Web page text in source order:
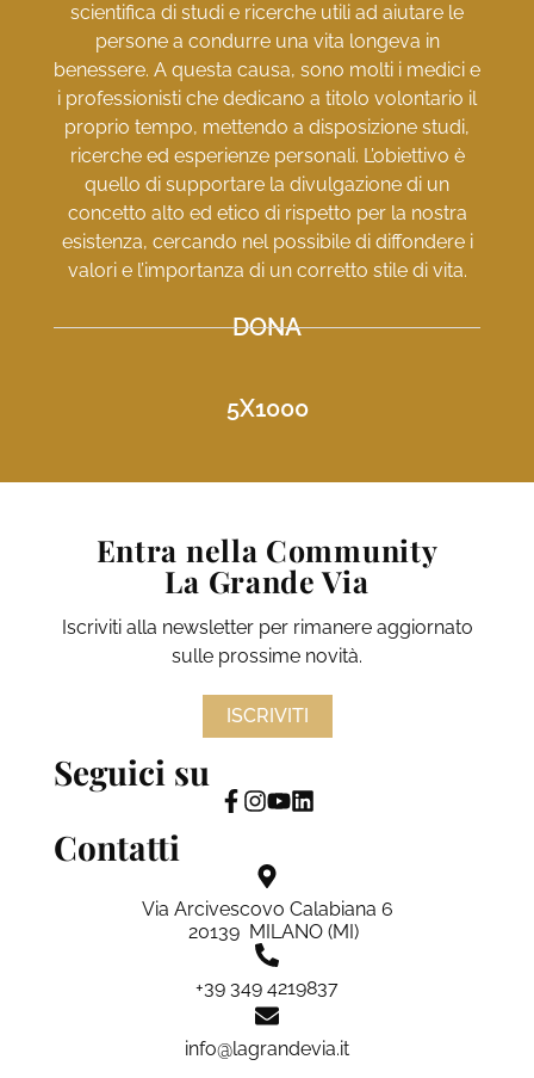
scientifica di studi e ricerche utili ad aiutare le
persone a condurre una vita longeva in
benessere. A questa causa, sono molti i medici e
i professionisti che dedicano a titolo volontario il
proprio tempo, mettendo a disposizione studi,
ricerche ed esperienze personali. L’obiettivo è
quello di supportare la divulgazione di un
concetto alto ed etico di rispetto per la nostra
esistenza, cercando nel possibile di diffondere i
valori e l’importanza di un corretto stile di vita.
DONA
5X1000
Contatti
Via Arcivescovo Calabiana 6
20139 MILANO (MI)
+39 349 4219837
info@lagrandevia.it
Seguici su
Entra nella Community
La Grande Via
Iscriviti alla newsletter per rimanere aggiornato
sulle prossime novità.
ISCRIVITI